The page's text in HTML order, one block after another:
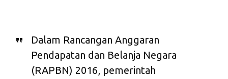
Dalam Rancangan Anggaran
Pendapatan dan Belanja Negara
(RAPBN) 2016, pemerintah